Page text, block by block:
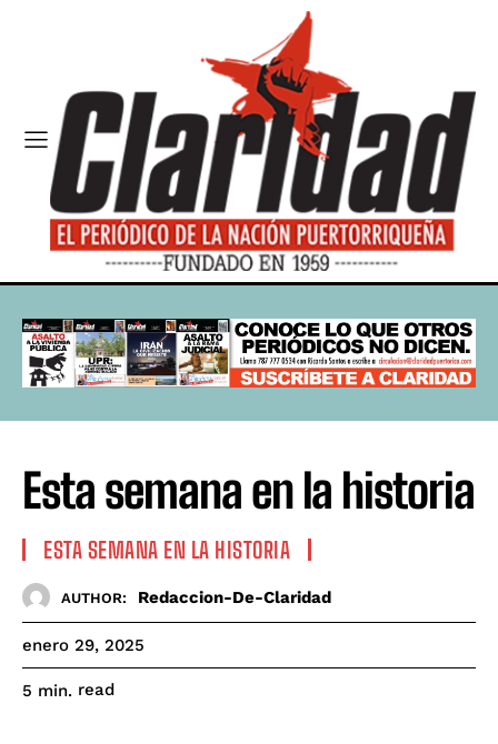
Esta semana en la historia
ESTA SEMANA EN LA HISTORIA
AUTHOR: Redaccion-De-Claridad
enero 29, 2025
5 min. read